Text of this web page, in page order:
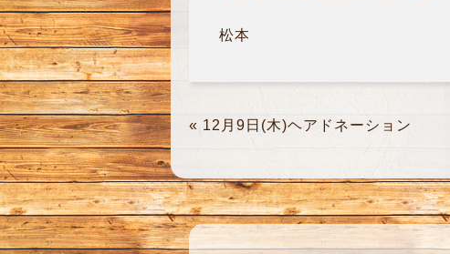
松本
« 12月9日(木)ヘアドネーション